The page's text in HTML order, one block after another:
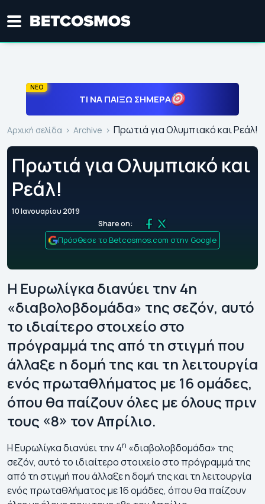
ΝΕΟ
ΤΙ ΝΑ ΠΑΊΞΩ ΣΉΜΕΡΑ
Αρχική σελίδα Archive Πρωτιά για Ολυμπιακό και Ρεάλ!
Πρωτιά για Ολυμπιακό και
Ρεάλ!
10 Ιανουαρίου 2019
Share on:
Πρόσθεσε το Betcosmos.com στην Google
Η Ευρωλίγκα διανύει την 4η
«διαβολοβδομάδα» της σεζόν, αυτό
το ιδιαίτερο στοιχείο στο
πρόγραμμά της από τη στιγμή που
άλλαξε η δομή της και τη λειτουργία
ενός πρωταθλήματος με 16 ομάδες,
όπου θα παίζουν όλες με όλους πριν
τους «8» τον Απρίλιο.
Η Ευρωλίγκα διανύει την 4η «διαβολοβδομάδα» της
σεζόν, αυτό το ιδιαίτερο στοιχείο στο πρόγραμμά της
από τη στιγμή που άλλαξε η δομή της και τη λειτουργία
ενός πρωταθλήματος με 16 ομάδες, όπου θα παίζουν